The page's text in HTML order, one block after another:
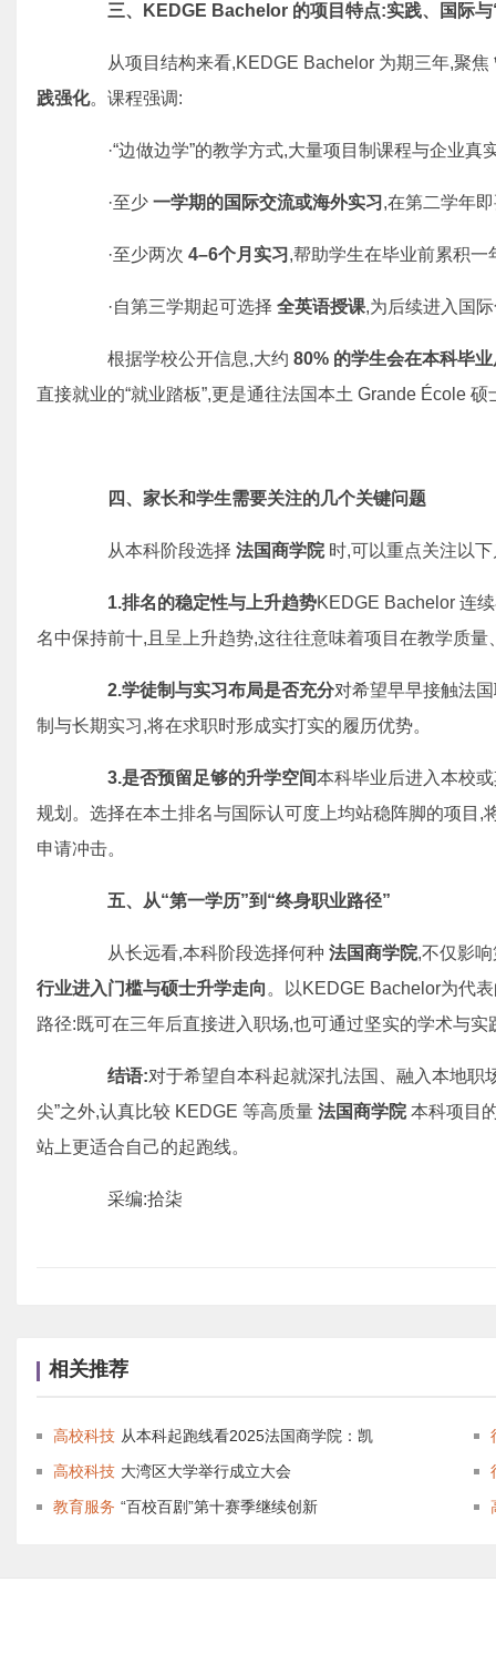
三、 KEDGE Bachelor 的项目特点:实践、国际与
从项目结构来看,KEDGE Bachelor 为期三年,聚焦
践强化。课程强调:
·“边做边学”的教学方式,大量项目制课程与企业真
·至少 一学期的国际交流或海外实习 ,在第二学年
·至少两次 4–6个月实习 ,帮助学生在毕业前累积一
·自第三学期起可选择 全英语授课,为后续进入国
根据学校公开信息,大约 80% 的学生会在本科毕
直接就业的“就业踏板”,更是通往法国本土 Grande École
四、家长和学生需要关注的几个关键问题
从本科阶段选择 法国商学院时,可以重点关注以下
1.排名的稳定性与上升趋势KEDGE Bachelor 连
名中保持前十,且呈上升趋势,这往往意味着项目在教学质量
2.学徒制与实习布局是否充分对希望早早接触法
制与长期实习,将在求职时形成实打实的履历优势。
3.是否预留足够的升学空间本科毕业后进入本校
规划。选择在本土排名与国际认可度上均站稳阵脚的项目
申请冲击。
五、从“第一学历”到 “终身职业路径”
从长远看,本科阶段选择何种 法国商学院,不仅影
行业进入门槛与硕士升学走向 。以KEDGE Bachelor为代
路径:既可在三年后直接进入职场,也可通过坚实的学术与
结语:对于希望自本科起就深扎法国、融入本地职
尖”之外,认真比较 KEDGE 等高质量 法国商学院本科项目
站上更适合自己的起跑线。
采编:拾柒
相关推荐
高校科技 从本科起跑线看2025法国商学院：凯
高校科技 大湾区大学举行成立大会
教育服务 “百校百剧”第十赛季继续创新